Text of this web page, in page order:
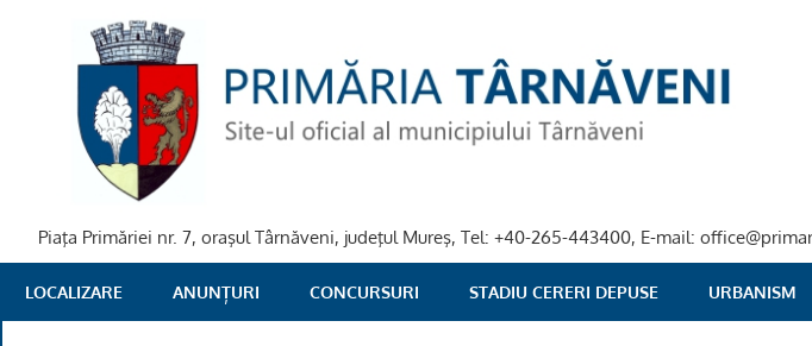
PRIMARIA
TARNAVENI
Piaţa Primăriei nr. 7, oraşul Târnăveni, judeţul Mureş, Tel: +40-265-443400, E-mail:
LOCALIZARE ANUNȚURI CONCURSURI STADIU CERERI DEPUSE URBANISM